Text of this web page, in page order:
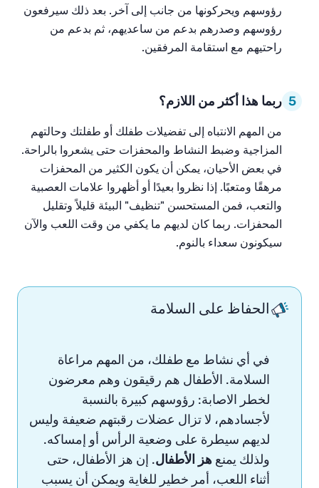
رؤوسهم ويحركونها من جانب إلى آخر. بعد ذلك سيرفعون
رؤوسهم وصدرهم بدعم من ساعديهم، ثم بدعم من
راحتيهم مع استقامة المرفقين.
5 ربما هذا أكثر من اللازم؟
من المهم الانتباه إلى تفضيلات طفلك أو طفلتك وحالتهم
المزاجية وضبط النشاط والمحفزات حتى يشعروا بالراحة.
في بعض الأحيان، يمكن أن يكون الكثير من المحفزات
مرهقًا ومتعبًا. إذا نظروا بعيدًا أو أظهروا علامات العصبية
والتعب، فمن المستحسن "تنظيف" البيئة قليلاً وتقليل
المحفزات. ربما كان لديهم ما يكفي من وقت اللعب والآن
سيكونون سعداء بالنوم.
الحفاظ على السلامة
في أي نشاط مع طفلك، من المهم مراعاة
السلامة. الأطفال هم رقيقون وهم معرضون
لخطر الاصابة: رؤوسهم كبيرة بالنسبة
لأجسادهم، لا تزال عضلات رقبتهم ضعيفة وليس
لديهم سيطرة على وضعية الرأس أو إمساكه.
ولذلك يمنع هز الأطفال. إن هز الأطفال، حتى
أثناء اللعب، أمر خطير للغاية ويمكن أن يسبب